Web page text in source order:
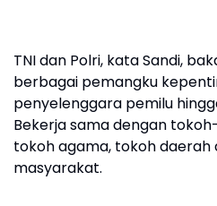
TNI dan Polri, kata Sandi,
berbagai pemangku
penyelenggara pemilu
Bekerja sama dengan
tokoh agama, tokoh daerah
masyarakat.